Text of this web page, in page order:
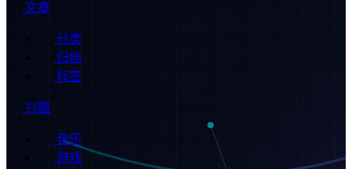
文章
分类
归档
标签
兴趣
音乐
游戏